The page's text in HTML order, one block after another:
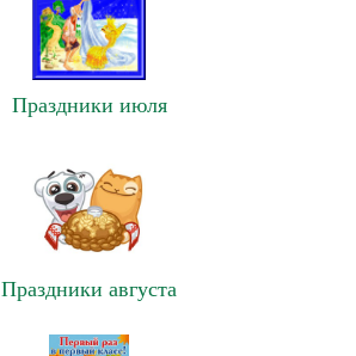
Праздники июля
Праздники августа